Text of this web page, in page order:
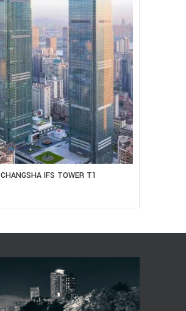
CHANGSHA IFS TOWER T1